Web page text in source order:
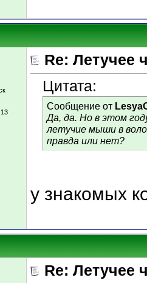
Re: Летучее
Цитата:
Сообщение от
Да, да. Но в этом
летучие мыши в
правда или нет?
у знакомых
Re: Летучее